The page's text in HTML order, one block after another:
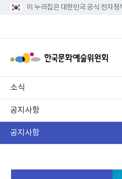
이 누리집은 대한민국 공식 전자정
소식
공지사항
공지사항